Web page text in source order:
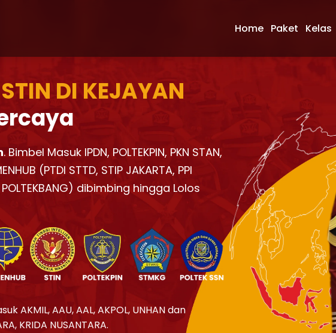
Home Paket Kelas
STIN DI KEJAYAN
. Bimbel Masuk IPDN, POLTEKPIN, PKN STAN,
(PTDI STTD, STIP JAKARTA, PPI
POLTEKBANG) dibimbing hingga Lolos
AKMIL, AAU, AAL, AKPOL, UNHAN dan
KRIDA NUSANTARA.